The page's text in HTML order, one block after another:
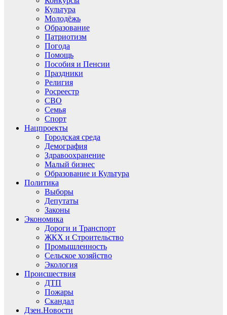
Культура
Молодёжь
Образование
Патриотизм
Погода
Помощь
Пособия и Пенсии
Праздники
Религия
Росреестр
СВО
Семья
Спорт
Нацпроекты
Городская среда
Демография
Здравоохранение
Малый бизнес
Образование и Культура
Политика
Выборы
Депутаты
Законы
Экономика
Дороги и Транспорт
ЖКХ и Строительство
Промышленность
Сельское хозяйство
Экология
Происшествия
ДТП
Пожары
Скандал
Дзен.Новости